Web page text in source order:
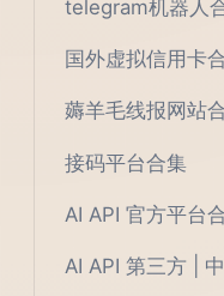
telegram机器人
国外虚拟信用卡
薅羊毛线报网站
接码平台合集
AI API 官方平台
AI API 第三方 |